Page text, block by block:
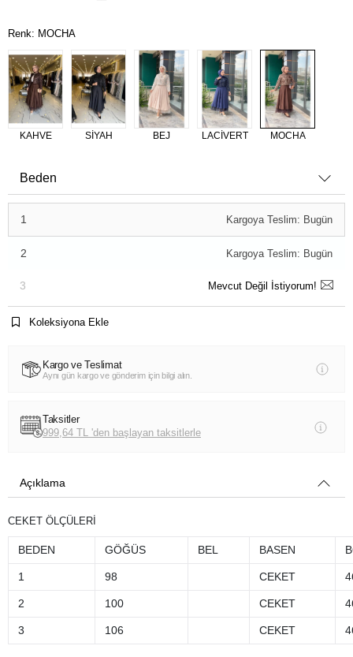
Renk: MOCHA
KAHVE SİYAH BEJ LACİVERT MOCHA
Beden
1 Kargoya Teslim: Bugün
2 Kargoya Teslim: Bugün
3 Mevcut Değil İstiyorum!
Koleksiyona Ekle
Kargo ve Teslimat
Aynı gün kargo ve gönderim için bilgi alın.
Taksitler
999,64 TL 'den başlayan taksitlerle
Açıklama
CEKET ÖLÇÜLERİ
BEDEN GÖĞÜS BEL BASEN
1 98 CEKET
2 100 CEKET
3 106 CEKET